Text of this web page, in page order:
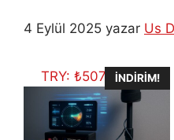
4 Eylül 2025 yazar Us
TRY:₺507.704,75
İNDIRIM!